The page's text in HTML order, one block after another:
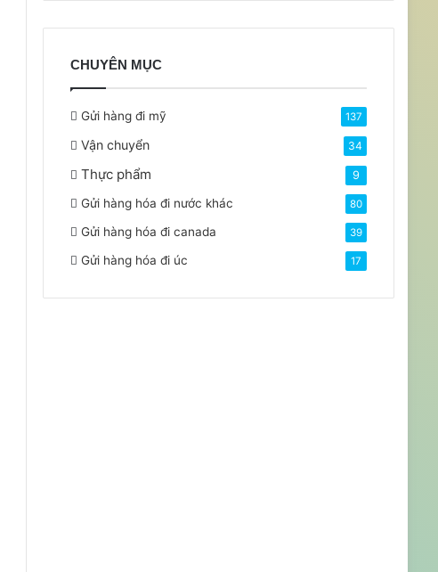
CHUYÊN MỤC
Gửi hàng đi mỹ 137
Vận chuyển 34
Thực phẩm 9
Gửi hàng hóa đi nước khác 80
Gửi hàng hóa đi canada 39
Gửi hàng hóa đi úc 17